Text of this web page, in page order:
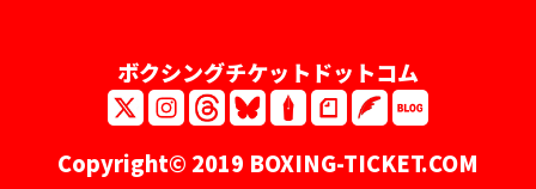
ボクシングチケットドットコム
Copyright© 2019 BOXING-TICKET.COM